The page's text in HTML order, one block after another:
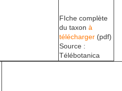
FIche complète
du taxon à
télécharger (pdf)
Source :
Télébotanica